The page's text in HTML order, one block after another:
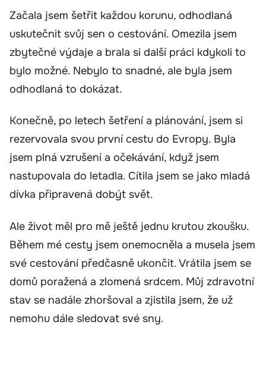
Začala jsem šetřit každou korunu, odhodlaná
uskutečnit svůj sen o cestování. Omezila jsem
zbytečné výdaje a brala si další práci kdykoli to
bylo možné. Nebylo to snadné, ale byla jsem
odhodlaná to dokázat.
Konečně, po letech šetření a plánování, jsem si
rezervovala svou první cestu do Evropy. Byla
jsem plná vzrušení a očekávání, když jsem
nastupovala do letadla. Cítila jsem se jako mladá
dívka připravená dobýt svět.
Ale život měl pro mě ještě jednu krutou zkoušku.
Během mé cesty jsem onemocněla a musela jsem
své cestování předčasně ukončit. Vrátila jsem se
domů poražená a zlomená srdcem. Můj zdravotní
stav se nadále zhoršoval a zjistila jsem, že už
nemohu dále sledovat své sny.